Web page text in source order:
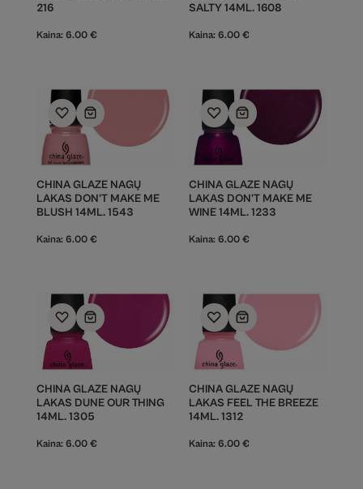
216
Kaina: 6.00 €
SALTY 14ML. 1608
Kaina: 6.00 €
CHINA GLAZE NAGŲ
LAKAS DON'T MAKE ME
BLUSH 14ML. 1543
Kaina: 6.00 €
CHINA GLAZE NAGŲ
LAKAS DON'T MAKE ME
WINE 14ML. 1233
Kaina: 6.00 €
CHINA GLAZE NAGŲ
LAKAS DUNE OUR THING
14ML. 1305
Kaina: 6.00 €
CHINA GLAZE NAGŲ
LAKAS FEEL THE BREEZE
14ML. 1312
Kaina: 6.00 €